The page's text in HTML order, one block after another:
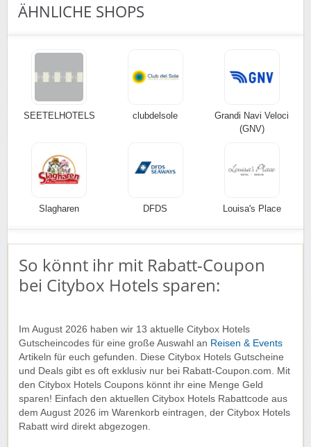
ÄHNLICHE SHOPS
SEETELHOTELS clubdelsole
Grandi Navi Veloci
(GNV)
Slagharen DFDS Louisa's Place
So könnt ihr mit Rabatt-Coupon
bei Citybox Hotels sparen:
Im August 2026 haben wir 13 aktuelle Citybox Hotels
Gutscheincodes für eine große Auswahl an Reisen & Events
Artikeln für euch gefunden. Diese Citybox Hotels Gutscheine
und Deals gibt es oft exklusiv nur bei Rabatt-Coupon.com. Mit
den Citybox Hotels Coupons könnt ihr eine Menge Geld
sparen! Einfach den aktuellen Citybox Hotels Rabattcode aus
dem August 2026 im Warenkorb eintragen, der Citybox Hotels
Rabatt wird direkt abgezogen.